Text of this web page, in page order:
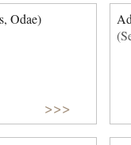
Odae)
>>>